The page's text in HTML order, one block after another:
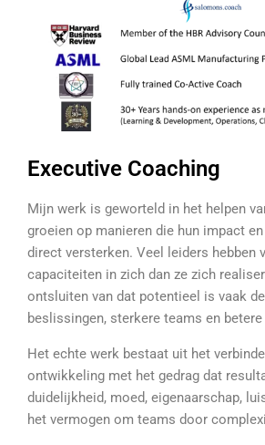
Executive Coaching
Mijn werk is geworteld in het helpen
groeien op manieren die hun impact
direct versterken. Veel leiders hebben
capaciteiten in zich dan ze zich
ontsluiten van dat potentieel is vaak
beslissingen, sterkere teams en
Het echte werk bestaat uit het
ontwikkeling met het gedrag dat
duidelijkheid, moed, eigenaarschap,
het vermogen om teams door